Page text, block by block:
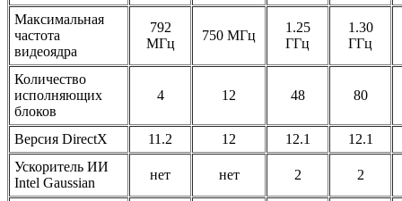
Максимальная
частота
видеоядра
792
МГц
750 МГц
1.25
ГГц
1.30
ГГц
Количество
исполняющих
блоков
4 12 48 80
Версия DirectX 11.2 12 12.1
12.1
Ускоритель ИИ
Intel Gaussian
нет нет 2 2